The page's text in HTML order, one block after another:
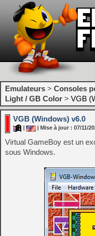
Emulateurs > Consoles
Light / GB Color > VGB
VGB (Windows) v6.0
| Mise à jour : 07/11/
Virtual GameBoy est un
sous Windows.